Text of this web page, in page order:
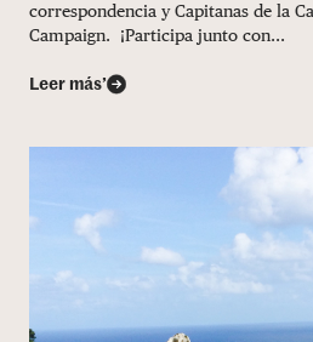
correspondencia y Capitanas de la
Campaign. ¡Participa junto con...
Leer más’